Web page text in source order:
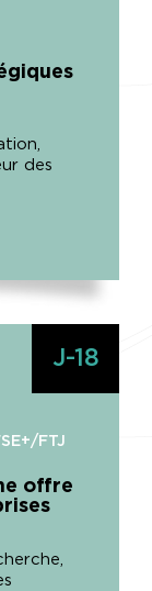
des
J-18
FTJ
offre